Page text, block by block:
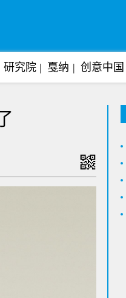
研究院 戛纳 创意中国